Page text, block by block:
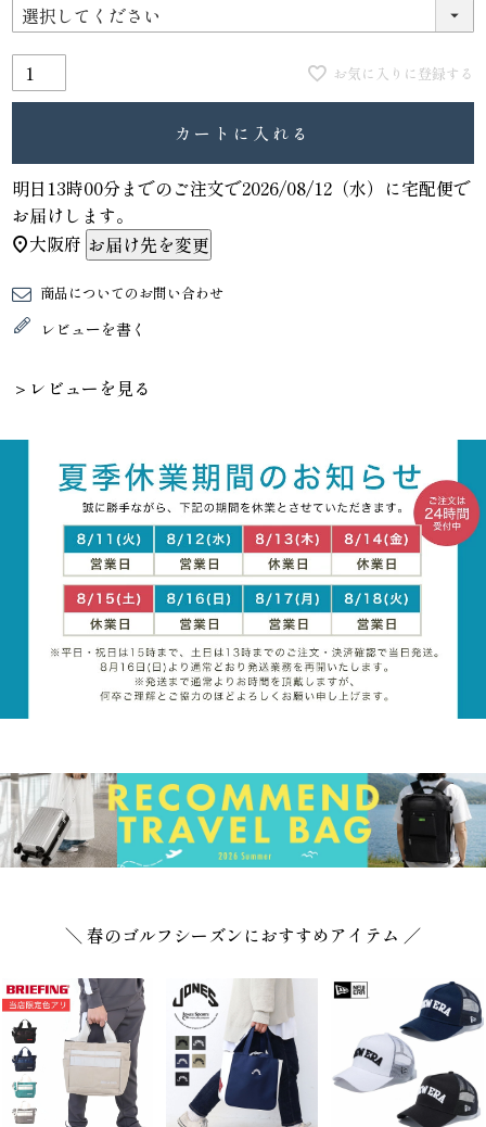
お気に入りに登録する
カートに入れる
明日 13時00分までのご注文で2026/08/12（水） に宅配便で
お届けします。
大阪府 お届け先を変更
商品についてのお問い合わせ
レビューを書く
＞レビューを見る
＼ 春のゴルフシーズンにおすすめアイテム ／